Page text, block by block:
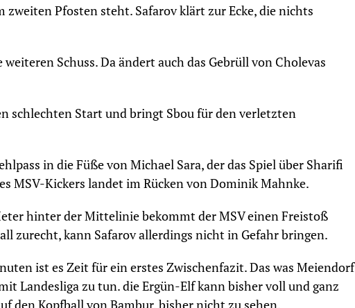
zweiten Pfosten steht. Safarov klärt zur Ecke, die nichts
Schuss. Da ändert auch das Gebrüll von Cholevas
schlechten Start und bringt Sbou für den verletzten
in die Füße von Michael Sara, der das Spiel über Sharifi
MSV-Kickers landet im Rücken von Dominik Mahnke.
hinter der Mittelinie bekommt der MSV einen Freistoß
zurecht, kann Safarov allerdings nicht in Gefahr bringen.
ist es Zeit für ein erstes Zwischenfazit. Das was Meiendorf
Landesliga zu tun. die Ergün-Elf kann bisher voll und ganz
den Kopfball von Bambur, bisher nicht zu sehen.